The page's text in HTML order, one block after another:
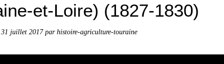
et-Loire) (1827-1830)
31 juillet 2017par histoire-agriculture-touraine